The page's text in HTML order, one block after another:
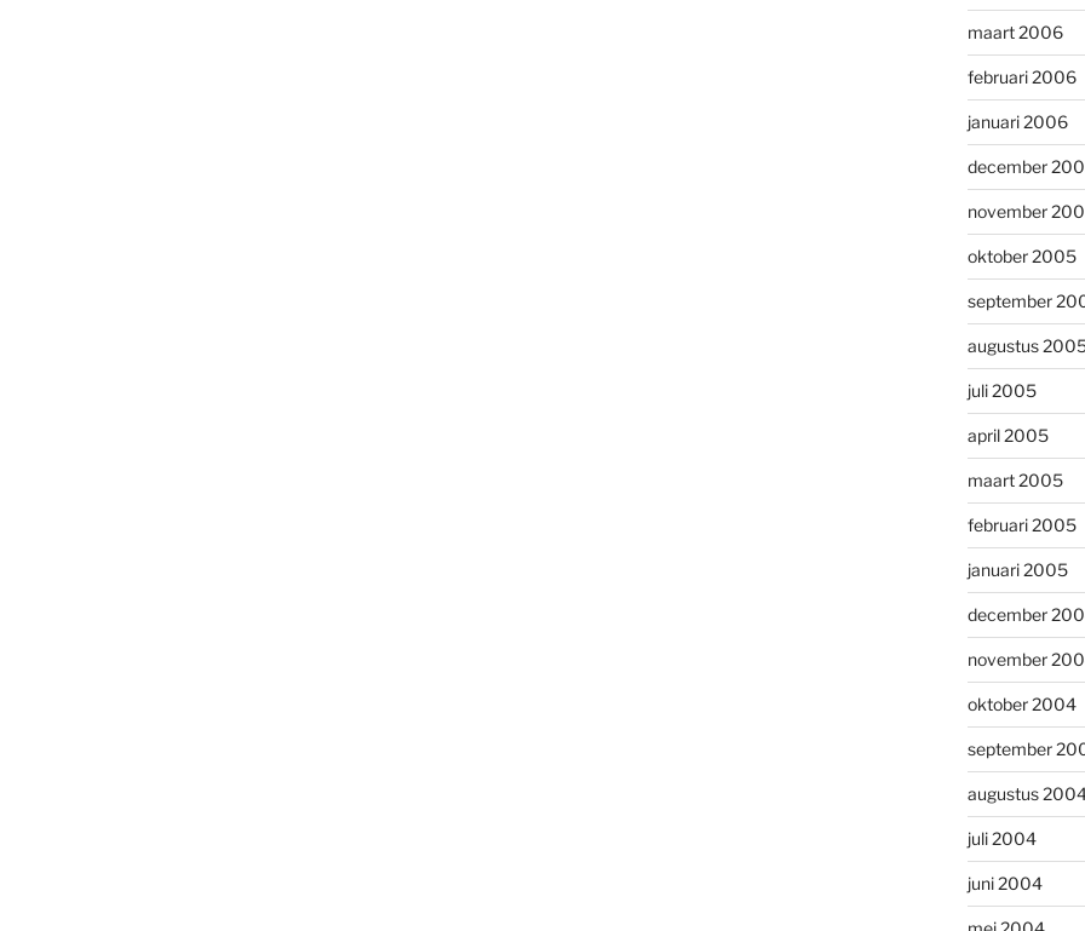
maart 2006
februari 2006
januari 2006
december
november
oktober 2005
september
augustus
juli 2005
april 2005
maart 2005
februari 2005
januari 2005
december
november
oktober 2004
september
augustus
juli 2004
juni 2004